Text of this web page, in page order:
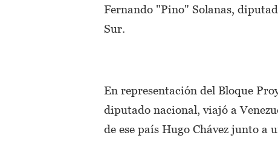
Fernando "Pino" Solanas,
Sur.
En representación del Bloque
diputado nacional, viajó a
de ese país Hugo Chávez junto a